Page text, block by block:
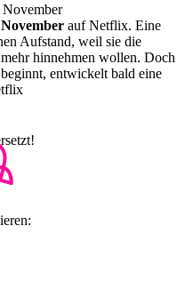
November
auf Netflix. Eine
Aufstand, weil sie die
hinnehmen wollen. Doch
entwickelt bald eine